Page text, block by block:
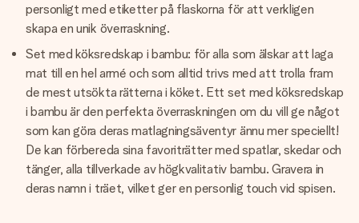
personligt med etiketter på flaskorna för att verkligen
skapa en unik överraskning.
Set med köksredskap i bambu: för alla som älskar att laga
mat till en hel armé och som alltid trivs med att trolla fram
de mest utsökta rätterna i köket. Ett set med köksredskap
i bambu är den perfekta överraskningen om du vill ge något
som kan göra deras matlagningsäventyr ännu mer speciellt!
De kan förbereda sina favoriträtter med spatlar, skedar och
tänger, alla tillverkade av högkvalitativ bambu. Gravera in
deras namn i träet, vilket ger en personlig touch vid spisen.